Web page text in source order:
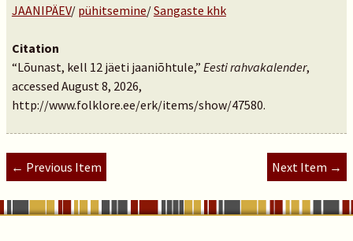
JAANIPÄEV/ pühitsemine/Sangaste khk
Citation
“Lõunast, kell 12 jäeti jaaniõhtule,” Eesti rahvakalender,
accessed August 8, 2026,
http://www.folklore.ee/erk/items/show/47580.
← Previous Item Next Item →